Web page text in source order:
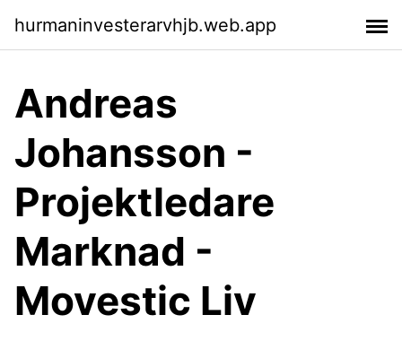
hurmaninvesterarvhjb.web.app
Andreas
Johansson -
Projektledare
Marknad -
Movestic Liv